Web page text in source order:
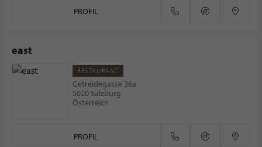
PROFIL
east
RESTAURANT
Getreidegasse 36a
5020 Salzburg
Österreich
PROFIL